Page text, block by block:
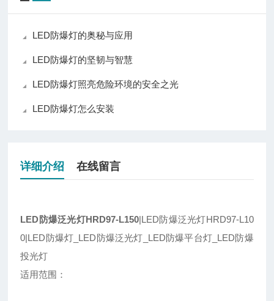
LED防爆灯的奥秘与应用
LED防爆灯的坚韧与智慧
LED防爆灯照亮危险环境的安全之光
LED防爆灯怎么安装
详细介绍 在线留言
LED防爆泛光灯HRD97-L150|LED防爆泛光灯HRD97-L10
0|LED防爆灯_LED防爆泛光灯_LED防爆平台灯_LED防爆
投光灯
适用范围：